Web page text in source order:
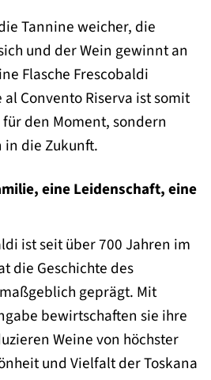
Tannine weicher, die
und der Wein gewinnt an
Flasche Frescobaldi
Convento Riserva ist somit
den Moment, sondern
in die Zukunft.
eine Leidenschaft, eine
ist seit über 700 Jahren im
die Geschichte des
geprägt. Mit
bewirtschaften sie ihre
Weine von höchster
und Vielfalt der Toskana